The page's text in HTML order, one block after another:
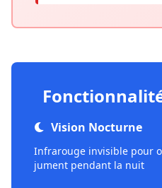
Vision Nocturne
Infrarouge invisible pour
jument pendant la nuit